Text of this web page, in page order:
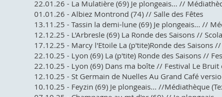
22.01.26 - La Mulatière (69) Je plongeais... //
01.01.26 - Albiez Montrond (74) // Salle des Fêtes
13.11.25 - Tassin la demi-lune (69) Je plongeais... //
12.12.25 - L'Arbresle (69) La Ronde des Saisons //
17.12.25 - Marcy l'Etoile La (p'tite)Ronde des Saisons
22.10.25 - Lyon (69) La (p'tite) Ronde des Saisons //
22.10.25 - Lyon (69) Dans ma boîte // Festival Le
​12.10.25 - St Germain de Nuelles Au Grand Café
10.10.25 - Feyzin (69) Je plongeais... //Médiathèque